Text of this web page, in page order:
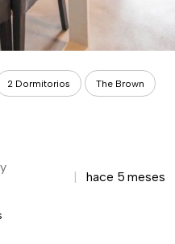
2 Dormitorios The Brown
hace 5 meses